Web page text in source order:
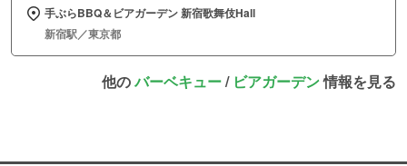
手ぶらBBQ＆ビアガーデン 新宿歌舞伎Hall
新宿駅／東京都
他のバーベキュー/ ビアガーデン情報を見る